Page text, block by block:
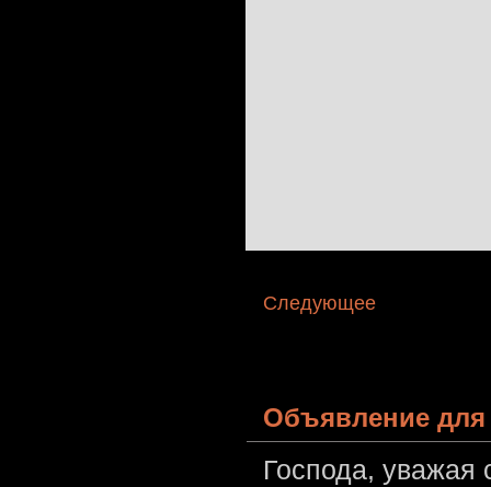
Следующее
Объявление для
Господа,